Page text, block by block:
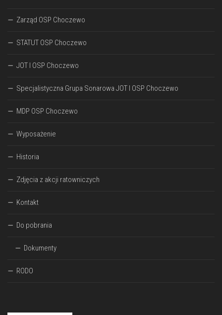
Zarząd OSP Choczewo
STATUT OSP Choczewo
JOT I OSP Choczewo
Specjalistyczna Grupa Sonarowa JOT I OSP Choczewo
MDP OSP Choczewo
Wyposażenie
Historia
Zdjęcia z akcji ratowniczych
Kontakt
Do pobrania
Dokumenty
RODO